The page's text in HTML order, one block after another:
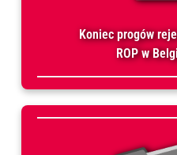
Koniec progów
ROP w